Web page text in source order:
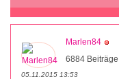
Marlen84
6884 Beiträge
05.11.2015 13:53